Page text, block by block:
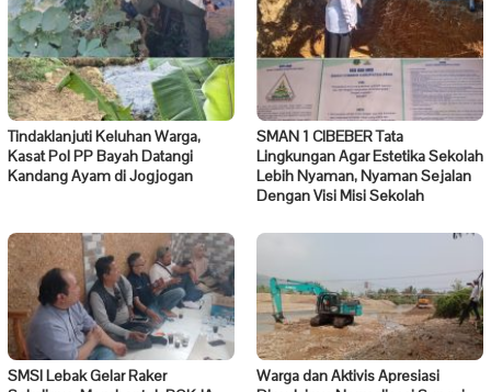
Tindaklanjuti Keluhan Warga,
Kasat Pol PP Bayah Datangi
Kandang Ayam di Jogjogan
SMAN 1 CIBEBER Tata
Lingkungan Agar Estetika Sekolah
Lebih Nyaman, Nyaman Sejalan
Dengan Visi Misi Sekolah
SMSI Lebak Gelar Raker
Warga dan Aktivis Apresiasi